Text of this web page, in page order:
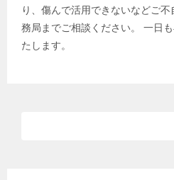
り、傷んで活用できないなどご
務局までご相談ください。 一日
たします。